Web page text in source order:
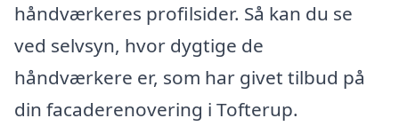
håndværkeres profilsider. Så kan du se
ved selvsyn, hvor dygtige de
håndværkere er, som har givet tilbud på
din facaderenovering i Tofterup.